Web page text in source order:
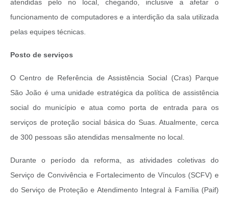
atendidas pelo no local, chegando, inclusive a afetar o
funcionamento de computadores e a interdição da sala utilizada
pelas equipes técnicas.
Posto de serviços
O Centro de Referência de Assistência Social (Cras) Parque
São João é uma unidade estratégica da política de assistência
social do município e atua como porta de entrada para os
serviços de proteção social básica do Suas. Atualmente, cerca
de 300 pessoas são atendidas mensalmente no local.
Durante o período da reforma, as atividades coletivas do
Serviço de Convivência e Fortalecimento de Vínculos (SCFV) e
do Serviço de Proteção e Atendimento Integral à Família (Paif)